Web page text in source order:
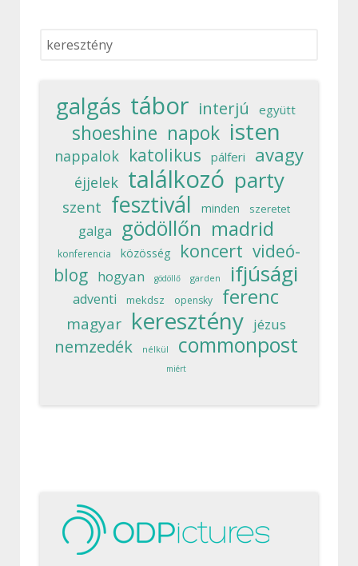
Keresés...
galgás tábor interjú együtt
shoeshine napok isten
nappalok katolikus pálferi avagy
éjjelek találkozó party
szent fesztivál minden szeretet
galga gödöllőn madrid
konferencia közösség koncert videó-
blog hogyan gödöllő garden ifjúsági
adventi mekdsz opensky ferenc
magyar keresztény jézus
nemzedék nélkül commonpost
miért